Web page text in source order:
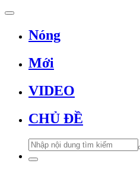
Nóng
Mới
VIDEO
CHỦ ĐỀ